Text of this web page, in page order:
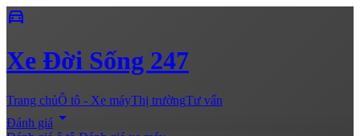
directions_car
Xe Đời Sống 247
Trang chủÔ tô - Xe máyThị trườngTư vấn
Đánh giá arrow_drop_down